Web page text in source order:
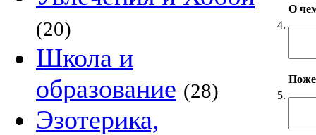
(20)
Школа и
образование (28)
Эзотерика,
4.
О
5.